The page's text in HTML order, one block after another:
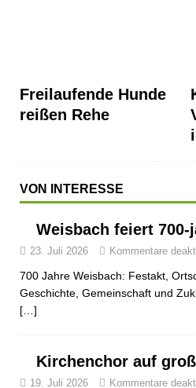
Freilaufende Hunde
reißen Rehe
VON INTERESSE
Weisbach feiert
23. Juli 2026 Kommentare
700 Jahre Weisbach: Festakt,
Geschichte, Gemeinschaft und
[…]
Kirchenchor auf
19. Juli 2026 Kommentare